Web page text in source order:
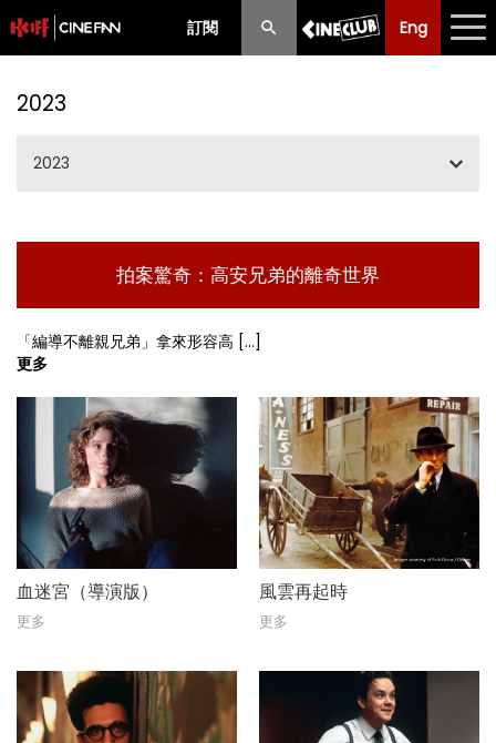
訂閱 Eng
Eng 中文
購票須知
前期節目
2023
2023
五、六、七月節目
夏日國際電影節2023
十一、十二月節目
拍案驚奇：高安兄弟的離奇世界
「編導不離親兄弟」拿來形容高 [...]
更多
血迷宮（導演版）
更多
風雲再起時
更多